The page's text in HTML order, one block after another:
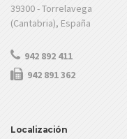
39300 - Torrelavega
(Cantabria), España
942 892 411
942 891 362
Localización